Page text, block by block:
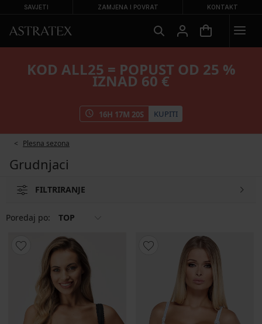
SAVJETI ZAMJENA I POVRAT KONTAKT
KOD ALL25 = POPUST OD 25 %
IZNAD 60 €
16H 17M 20S KUPITI
Plesna sezona
Grudnjaci
FILTRIRANJE
Poredaj po: TOP